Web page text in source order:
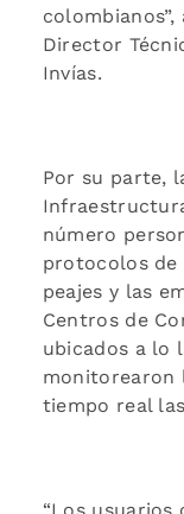
Director
Invías.
Por su parte,
número
protocolos de
peajes y las
Centros de
ubicados a lo
monitorearon
tiempo real